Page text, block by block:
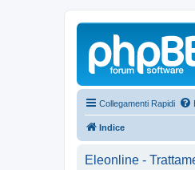
Collegamenti Rapidi
Indice
Eleonline -